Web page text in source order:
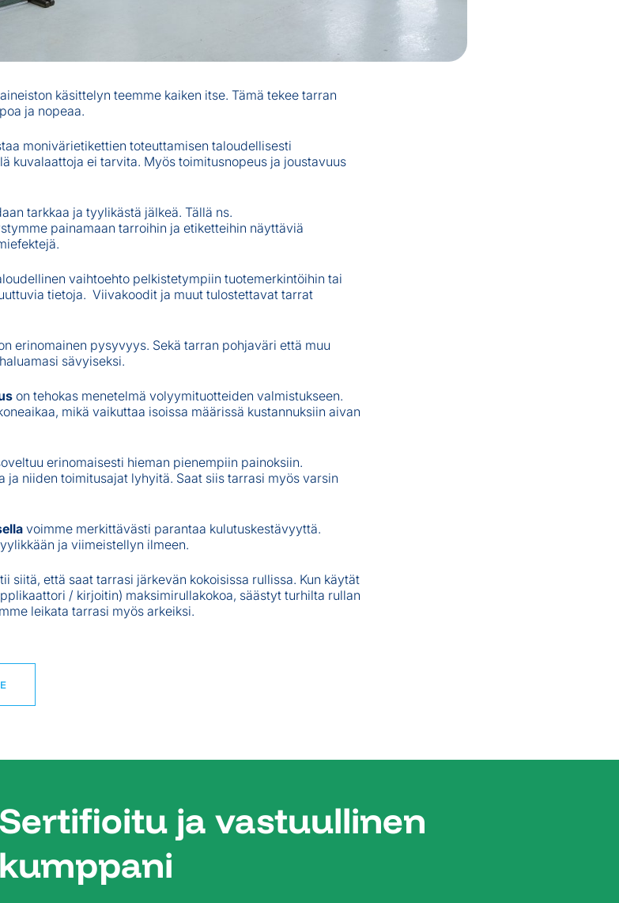
käsittelyn teemme kaiken itse. Tämä tekee tarran
ja nopeaa.
monivärietikettien toteuttamisen taloudellisesti
kuvalaattoja ei tarvita. Myös toimitusnopeus ja joustavuus
tarkkaa ja tyylikästä jälkeä. Tällä ns.
painamaan tarroihin ja etiketteihin näyttäviä
vaihtoehto pelkistetympiin tuotemerkintöihin tai
tietoja. Viivakoodit ja muut tulostettavat tarrat
erinomainen pysyvyys. Sekä tarran pohjaväri että muu
sävyiseksi.
on tehokas menetelmä volyymituotteiden valmistukseen.
mikä vaikuttaa isoissa määrissä kustannuksiin aivan
erinomaisesti hieman pienempiin painoksiin.
ja niiden toimitusajat lyhyitä. Saat siis tarrasi myös varsin
voimme merkittävästi parantaa kulutuskestävyyttä.
ja viimeistellyn ilmeen.
siitä, että saat tarrasi järkevän kokoisissa rullissa. Kun käytät
/ kirjoitin) maksimirullakokoa, säästyt turhilta rullan
leikata tarrasi myös arkeiksi.
Sertifioitu ja vastuullinen
kumppani